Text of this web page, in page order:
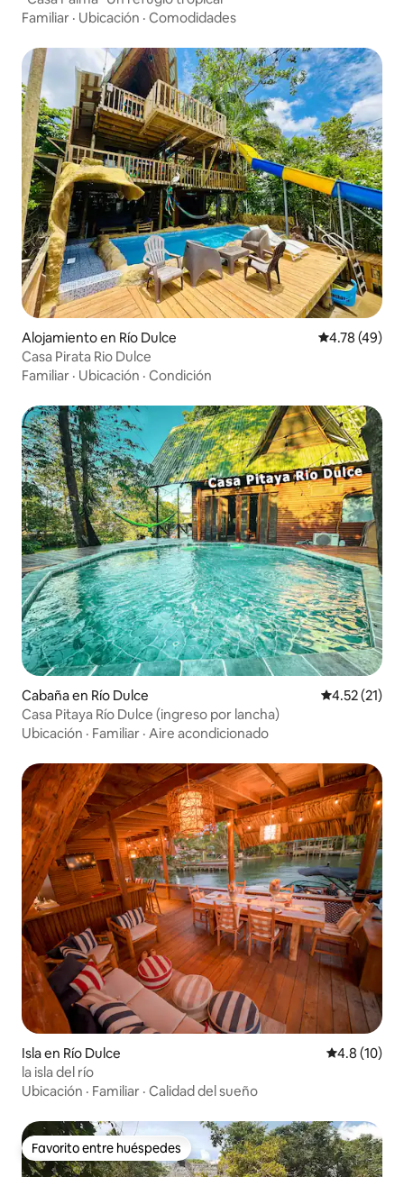
Familiar · Ubicación · Comodidades
Alojamiento en Río Dulce Calificación
4.78 (49)
Casa Pirata Rio Dulce
Familiar · Ubicación · Condición
Cabaña en Río Dulce Calificación
4.52 (21)
Casa Pitaya Río Dulce (ingreso por lancha)
Ubicación · Familiar · Aire acondicionado
Isla en Río Dulce Calificación
4.8 (10)
la isla del río
Ubicación · Familiar · Calidad del sueño
Favorito entre huéspedes
Favorito entre huéspedes